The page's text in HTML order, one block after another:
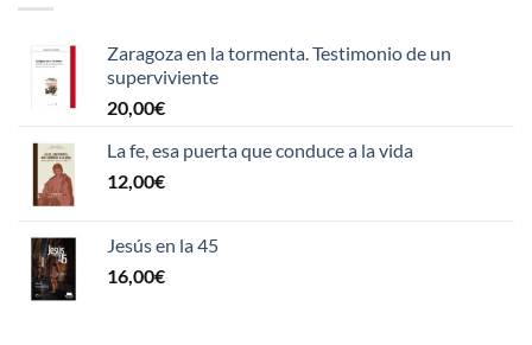
Zaragoza en la tormenta. Testimonio de un
superviviente
20,00€
La fe, esa puerta que conduce a la vida
12,00€
Jesús en la 45
16,00€